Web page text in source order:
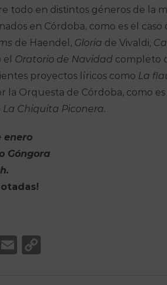
todo en distintos géneros de la
en Córdoba, como es el caso
de Haendel, Gloria de Vivaldi,
Oratorio de Navidadcompleto
proyectos líricos como La
la Orquesta de Córdoba, como es
La Chiquita Piconera.
enero
Góngora
Email
Copy